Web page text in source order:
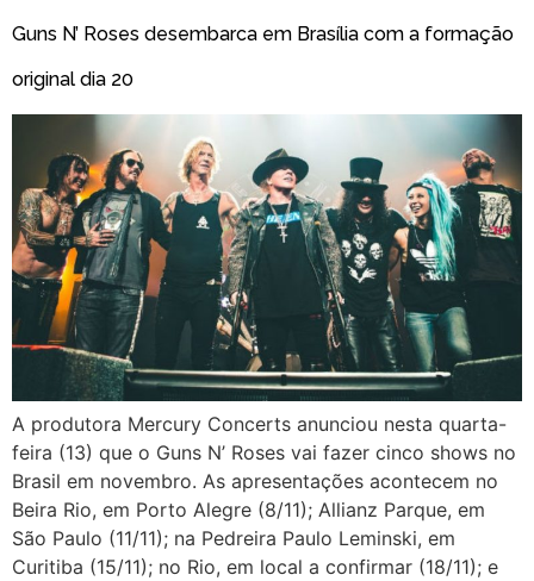
Guns N’ Roses desembarca em Brasília com a formação
original dia 20
A produtora Mercury Concerts anunciou nesta quarta-
feira (13) que o Guns N’ Roses vai fazer cinco shows no
Brasil em novembro. As apresentações acontecem no
Beira Rio, em Porto Alegre (8/11); Allianz Parque, em
São Paulo (11/11); na Pedreira Paulo Leminski, em
Curitiba (15/11); no Rio, em local a confirmar (18/11); e